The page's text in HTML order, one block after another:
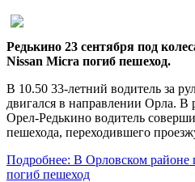
Редькино 23 сентября под
Nissan Micra погиб пешеход.
В 10.50 33-летний водитель за
двигался в направлении Орла. В
Орел-Редькино водитель
пешехода, переходившего
Подробнее: В Орловском районе
погиб пешеход